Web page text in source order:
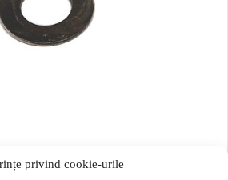
privind cookie-urile